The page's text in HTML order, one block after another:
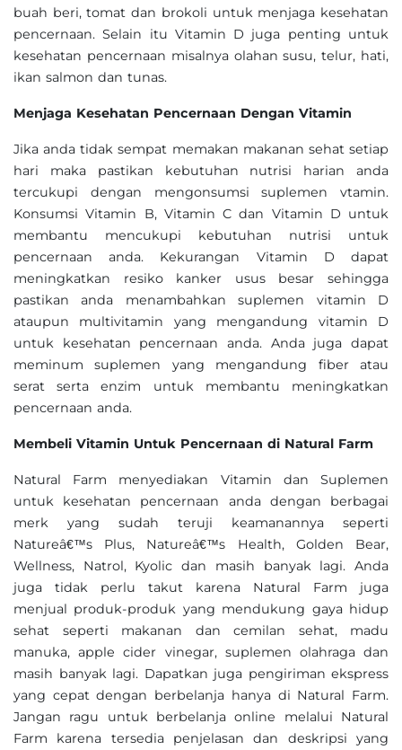
buah beri, tomat dan brokoli untuk menjaga kesehatan
pencernaan. Selain itu Vitamin D juga penting untuk
kesehatan pencernaan misalnya olahan susu, telur, hati,
ikan salmon dan tunas.
Menjaga Kesehatan Pencernaan Dengan Vitamin
Jika anda tidak sempat memakan makanan sehat setiap
hari maka pastikan kebutuhan nutrisi harian anda
tercukupi dengan mengonsumsi suplemen vtamin.
Konsumsi Vitamin B, Vitamin C dan Vitamin D untuk
membantu mencukupi kebutuhan nutrisi untuk
pencernaan anda. Kekurangan Vitamin D dapat
meningkatkan resiko kanker usus besar sehingga
pastikan anda menambahkan suplemen vitamin D
ataupun multivitamin yang mengandung vitamin D
untuk kesehatan pencernaan anda. Anda juga dapat
meminum suplemen yang mengandung fiber atau
serat serta enzim untuk membantu meningkatkan
pencernaan anda.
Membeli Vitamin Untuk Pencernaan di Natural Farm
Natural Farm menyediakan Vitamin dan Suplemen
untuk kesehatan pencernaan anda dengan berbagai
merk yang sudah teruji keamanannya seperti
Natureâ€™s Plus, Natureâ€™s Health, Golden Bear,
Wellness, Natrol, Kyolic dan masih banyak lagi. Anda
juga tidak perlu takut karena Natural Farm juga
menjual produk-produk yang mendukung gaya hidup
sehat seperti makanan dan cemilan sehat, madu
manuka, apple cider vinegar, suplemen olahraga dan
masih banyak lagi. Dapatkan juga pengiriman ekspress
yang cepat dengan berbelanja hanya di Natural Farm.
Jangan ragu untuk berbelanja online melalui Natural
Farm karena tersedia penjelasan dan deskripsi yang